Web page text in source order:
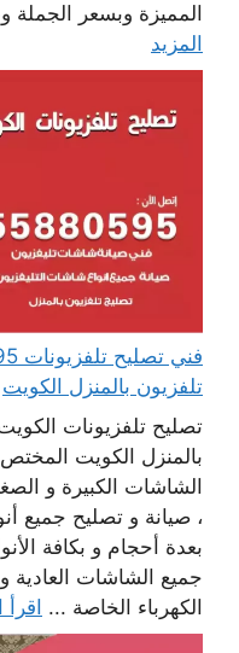
المميزة وبسعر الجملة
المزيد
تلفزيون بالمنزل الكويت
تصليح تلفزيونات
بالمنزل الكويت
الشاشات الكبيرة و
، صيانة و تصليح جميع
بعدة أحجام و بكافة
جميع الشاشات
الكهرباء الخاصة ...